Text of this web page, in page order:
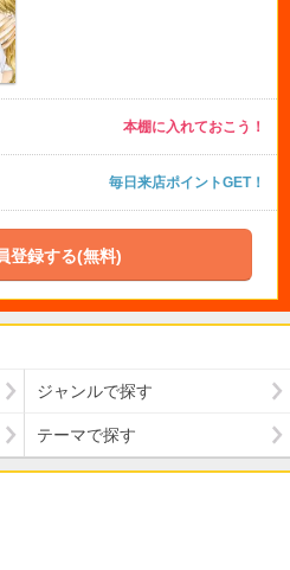
本棚に入れておこう！
毎日来店ポイントGET！
登録する(無料)
ジャンルで探す
テーマで探す